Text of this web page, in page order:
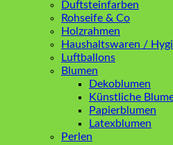
Duftsteinfarben
Rohseife & Co
Holzrahmen
Haushaltswaren /
Luftballons
Blumen
Dekoblumen
Künstliche
Papierblumen
Latexblumen
Perlen